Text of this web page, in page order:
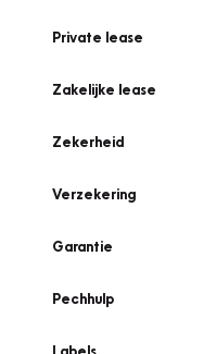
Private lease
Zakelijke lease
Zekerheid
Verzekering
Garantie
Pechhulp